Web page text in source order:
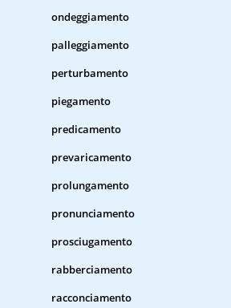
ondeggiamento
palleggiamento
perturbamento
piegamento
predicamento
prevaricamento
prolungamento
pronunciamento
prosciugamento
rabberciamento
racconciamento